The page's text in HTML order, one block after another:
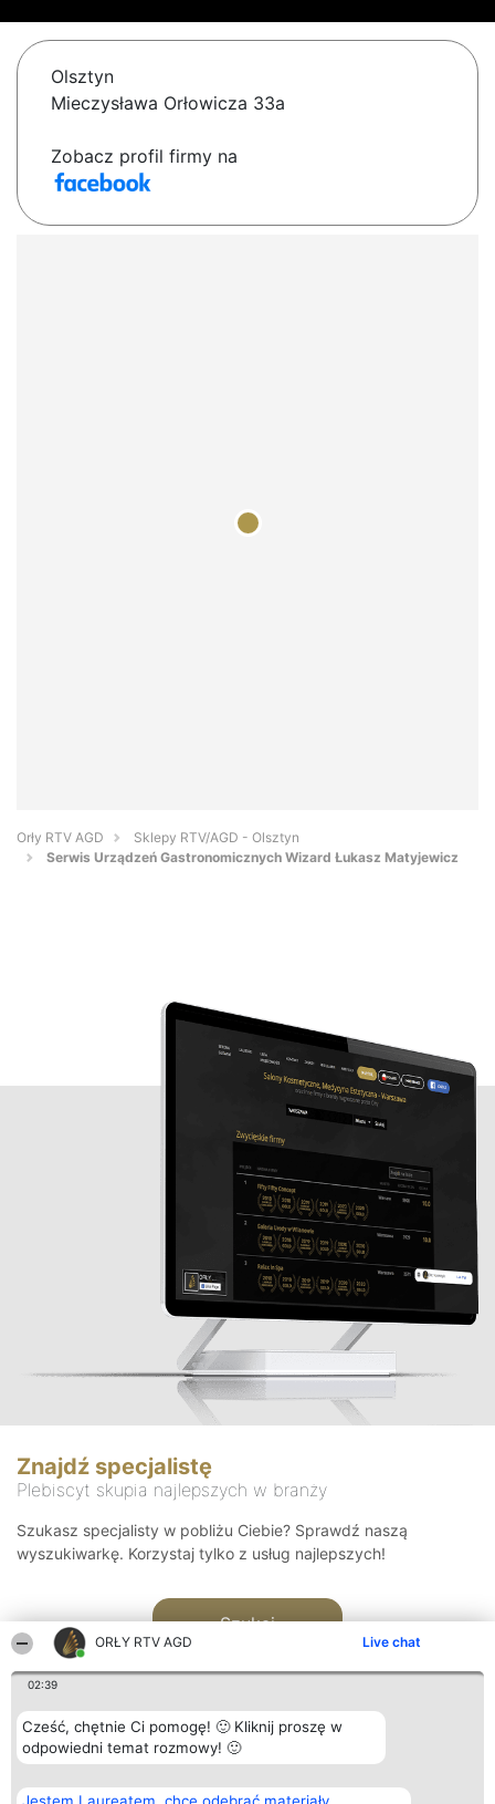
ORŁY RTV AGD Live chat
02:39
Cześć, chętnie Ci pomogę! 🙂 Kliknij proszę w
odpowiedni temat rozmowy! 🙂
Olsztyn
Mieczysława Orłowicza 33a
Zobacz profil firmy na
Orły RTV AGD
Sklepy RTV/AGD - Olsztyn
Serwis Urządzeń Gastronomicznych Wizard Łukasz Matyjewicz
Znajdź specjalistę
Plebiscyt skupia najlepszych w branży
Szukasz specjalisty w pobliżu Ciebie? Sprawdź naszą
wyszukiwarkę. Korzystaj tylko z usług najlepszych!
Szukaj
Organizator plebiscytu Plebiscyt Kontakt